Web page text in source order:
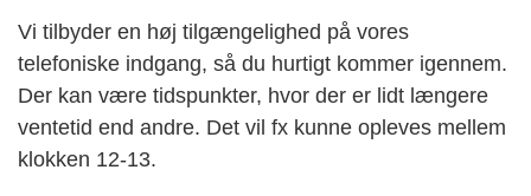
Vi tilbyder en høj tilgængelighed på vores
telefoniske indgang, så du hurtigt kommer igennem.
Der kan være tidspunkter, hvor der er lidt længere
ventetid end andre. Det vil fx kunne opleves mellem
klokken 12-13.